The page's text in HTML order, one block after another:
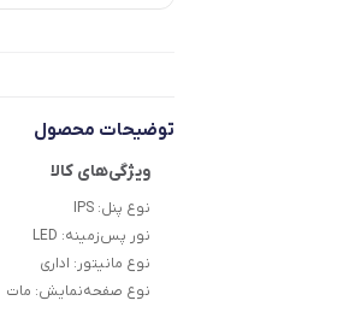
توضیحات محصول
نوع پنل:IPS
نور پس‌زمینه: LED
نوع مانیتور: اداری
نوع صفحه‌نمایش: مات